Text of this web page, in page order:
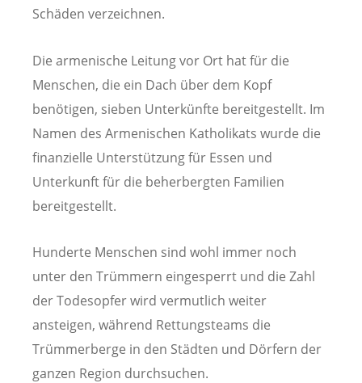
Schäden verzeichnen.
Die armenische Leitung vor Ort hat für die
Menschen, die ein Dach über dem Kopf
benötigen, sieben Unterkünfte bereitgestellt. Im
Namen des Armenischen Katholikats wurde die
finanzielle Unterstützung für Essen und
Unterkunft für die beherbergten Familien
bereitgestellt.
Hunderte Menschen sind wohl immer noch
unter den Trümmern eingesperrt und die Zahl
der Todesopfer wird vermutlich weiter
ansteigen, während Rettungsteams die
Trümmerberge in den Städten und Dörfern der
ganzen Region durchsuchen.